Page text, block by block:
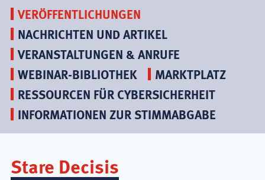
VERÖFFENTLICHUNGEN
NACHRICHTEN UND ARTIKEL
VERANSTALTUNGEN & ANRUFE
WEBINAR-BIBLIOTHEK
MARKTPLATZ
RESSOURCEN FÜR CYBERSICHERHEIT
INFORMATIONEN ZUR STIMMABGABE
Stare Decisis